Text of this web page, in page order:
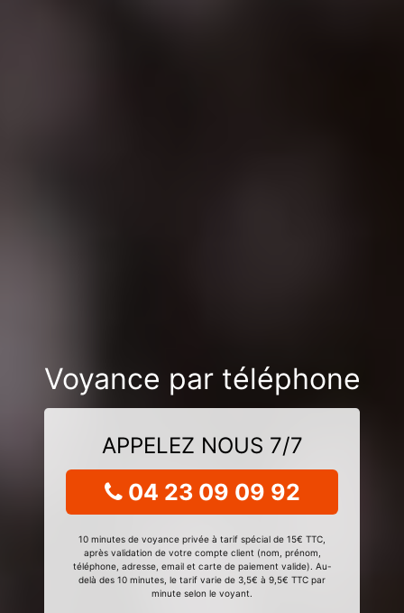
Voyance par téléphone
APPELEZ NOUS 7/7
04 23 09 09 92
10 minutes de voyance privée à tarif spécial de 15€ TTC,
après validation de votre compte client (nom, prénom,
téléphone, adresse, email et carte de paiement valide). Au-
delà des 10 minutes, le tarif varie de 3,5€ à 9,5€ TTC par
minute selon le voyant.